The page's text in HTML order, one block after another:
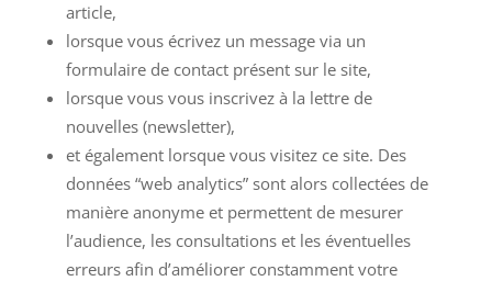
article,
lorsque vous écrivez un message via un
formulaire de contact présent sur le site,
lorsque vous vous inscrivez à la lettre de
nouvelles (newsletter),
et également lorsque vous visitez ce site. Des
données “web analytics” sont alors collectées de
manière anonyme et permettent de mesurer
l’audience, les consultations et les éventuelles
erreurs afin d’améliorer constamment votre